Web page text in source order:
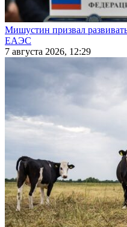
Мишустин призвал
ЕАЭС
7 августа 2026, 12:29